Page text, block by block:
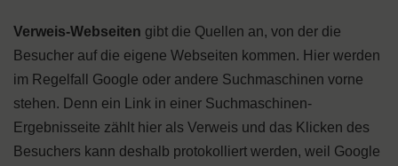
Verweis-Webseiten gibt die Quellen an, von der die
Besucher auf die eigene Webseiten kommen. Hier werden
im Regelfall Google oder andere Suchmaschinen vorne
stehen. Denn ein Link in einer Suchmaschinen-
Ergebnisseite zählt hier als Verweis und das Klicken des
Besuchers kann deshalb protokolliert werden, weil Google